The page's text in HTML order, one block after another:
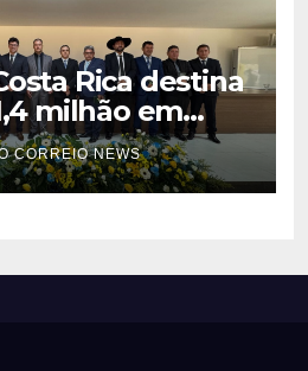
Rica destina
milhão em
investimentos
CORREIO NEWS